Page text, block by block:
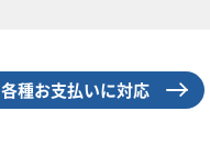
各種お支払いに対応